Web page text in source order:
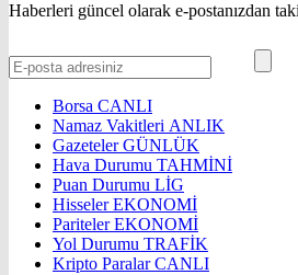
Haberleri güncel olarak e-postanızdan
Borsa CANLI
Namaz Vakitleri ANLIK
GazetelerGÜNLÜK
Hava Durumu TAHMİNİ
Puan Durumu LİG
HisselerEKONOMİ
ParitelerEKONOMİ
Yol Durumu TRAFİK
Kripto ParalarCANLI